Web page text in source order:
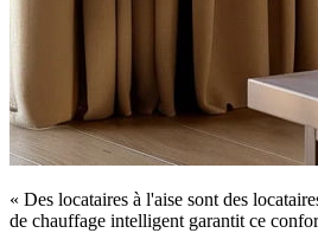
« Des locataires à l'aise sont des
de chauffage intelligent garantit ce